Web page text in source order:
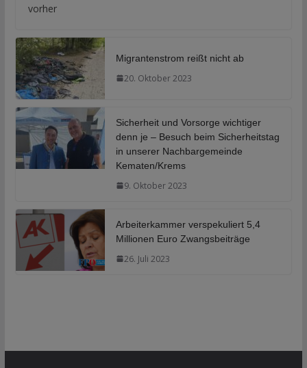
vorher
Migrantenstrom reißt nicht ab
20. Oktober 2023
Sicherheit und Vorsorge wichtiger
denn je – Besuch beim Sicherheitstag
in unserer Nachbargemeinde
Kematen/Krems
9. Oktober 2023
Arbeiterkammer verspekuliert 5,4
Millionen Euro Zwangsbeiträge
26. Juli 2023